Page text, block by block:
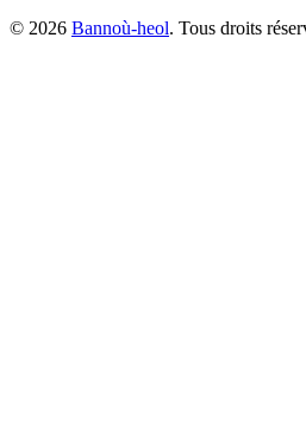
© 2026 Bannoù-heol. Tous droits